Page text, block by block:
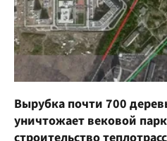
Вырубка почти 700
уничтожает вековой